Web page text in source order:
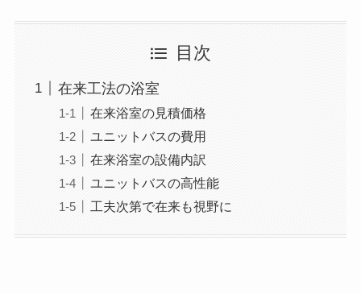
目次
在来工法の浴室
在来浴室の見積価格
ユニットバスの費用
在来浴室の設備内訳
ユニットバスの高性能
工夫次第で在来も視野に